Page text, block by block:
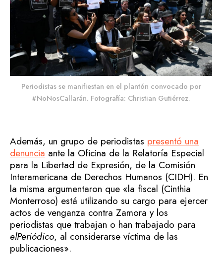
Periodistas se manifiestan en el plantón convocado por
#NoNosCallarán. Fotografía: Christian Gutiérrez.
Además, un grupo de periodistas presentó una
denuncia ante la Oficina de la Relatoría Especial
para la Libertad de Expresión, de la Comisión
Interamericana de Derechos Humanos (CIDH). En
la misma argumentaron que «la fiscal (Cinthia
Monterroso) está utilizando su cargo para ejercer
actos de venganza contra Zamora y los
periodistas que trabajan o han trabajado para
elPeriódico, al considerarse víctima de las
publicaciones».